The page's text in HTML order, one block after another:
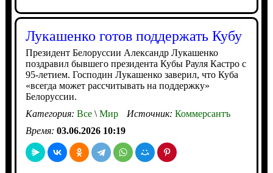
Лукашенко готов поддержать Кубу
Президент Белоруссии Александр Лукашенко
поздравил бывшего президента Кубы Рауля Кастро с
95-летием. Господин Лукашенко заверил, что Куба
«всегда может рассчитывать на поддержку»
Белоруссии.
Категория: Все\Мир Источник: Коммерсантъ
Время: 03.06.2026 10:19